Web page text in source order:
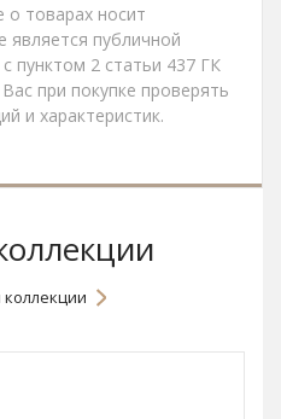
о товарах носит
является публичной
пунктом 2 статьи 437 ГК
при покупке проверять
и характеристик.